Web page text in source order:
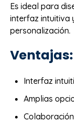
Es ideal para
interfaz intuitiva
personalización.
Ventajas:
Interfaz
Amplias